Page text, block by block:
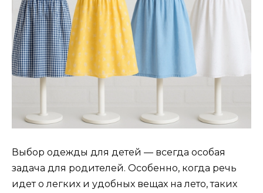
Выбор одежды для детей — всегда особая
задача для родителей. Особенно, когда речь
идет о легких и удобных вещах на лето, таких